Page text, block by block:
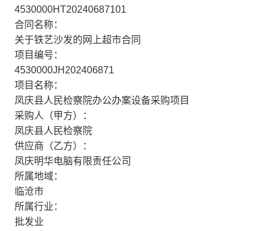
4530000HT20240687101
合同名称：
关于铁艺沙发的网上超市合同
项目编号：
4530000JH202406871
项目名称：
凤庆县人民检察院办公办案设备采购项目
采购人（甲方）：
凤庆县人民检察院
供应商（乙方）：
凤庆明华电脑有限责任公司
所属地域：
临沧市
所属行业：
批发业